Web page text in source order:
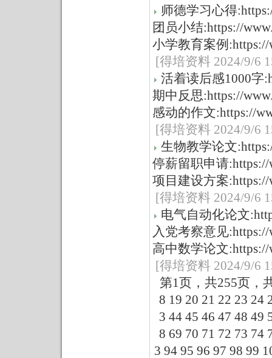
师德学习心得
团员小结:https://
小学教育案例:https://
[得培资料 2024/9/6
活着读后感1000字
期中反思:https://
感动的作文:https://
[得培资料 2024/9/6
生物教学论文
停薪留职申请:https://
项目建设方案:https://
[得培资料 2024/9/6
电气自动化论文
入党考察意见:https://
高中数学论文:https://
[得培资料 2024/9/6
第1页，共255页，
8 19 20 21 22 23 24
3 44 45 46 47 48 49
8 69 70 71 72 73 74
3 94 95 96 97 98 99